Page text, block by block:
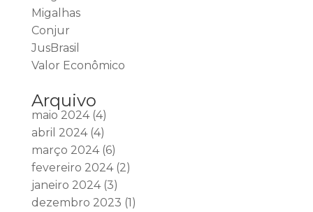
Migalhas
Conjur
JusBrasil
Valor Econômico
Arquivo
maio 2024(4)
abril 2024(4)
março 2024(6)
fevereiro 2024(2)
janeiro 2024(3)
dezembro 2023 (1)